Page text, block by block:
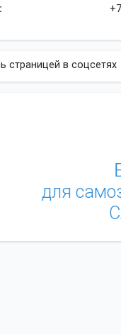
страницей в соцсетях
для